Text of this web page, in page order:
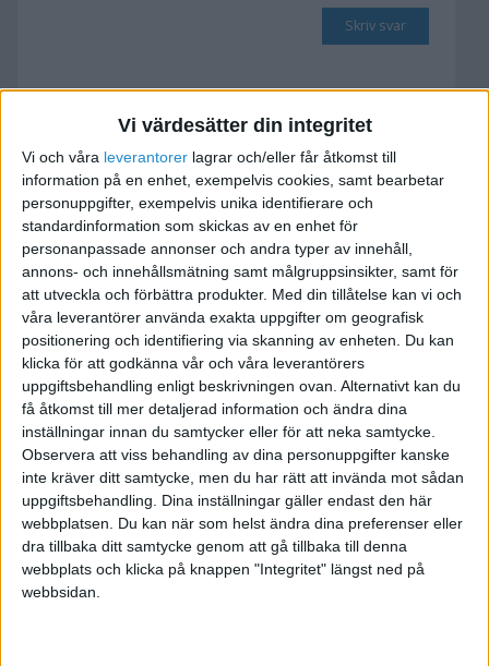
Vi värdesätter din integritet
Vi och våra leverantorer lagrar och/eller får åtkomst till
information på en enhet, exempelvis cookies, samt bearbetar
personuppgifter, exempelvis unika identifierare och
standardinformation som skickas av en enhet för
personanpassade annonser och andra typer av innehåll,
annons- och innehållsmätning samt målgruppsinsikter, samt för
att utveckla och förbättra produkter. Med din tillåtelse kan vi och
våra leverantörer använda exakta uppgifter om geografisk
positionering och identifiering via skanning av enheten. Du kan
klicka för att godkänna vår och våra leverantörers
uppgiftsbehandling enligt beskrivningen ovan. Alternativt kan du
få åtkomst till mer detaljerad information och ändra dina
inställningar innan du samtycker eller för att neka samtycke.
Observera att viss behandling av dina personuppgifter kanske
inte kräver ditt samtycke, men du har rätt att invända mot sådan
uppgiftsbehandling. Dina inställningar gäller endast den här
webbplatsen. Du kan när som helst ändra dina preferenser eller
dra tillbaka ditt samtycke genom att gå tillbaka till denna
webbplats och klicka på knappen "Integritet" längst ned på
webbsidan.
Skriv svar
Starta eget
Bemanningföretag /
Konsultutföretag
2010-03-03 14:49
Jag har funderat över att starta ett
Bemanningsföretag alt. ett Konsultföretag efter
att jag är färdig med min gymnasie &
högskoleutbildning. Men undrar om man startar
eget inom bemanningsbranschen och endast
har timanställd personal och åta sig arbeten som
endast kräver timanställd personal i början. (Ex
snöskottare).
För att bygga upp ett kontaktnätverk och slippa
betala ut löner om det inte finns några jobb för
att senare kanske ha tillsvidare anställda. Det
borde ju minska risken för mig att dra på mig